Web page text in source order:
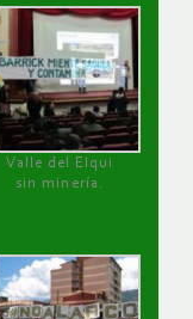
Valle del Elqui
sin minería.